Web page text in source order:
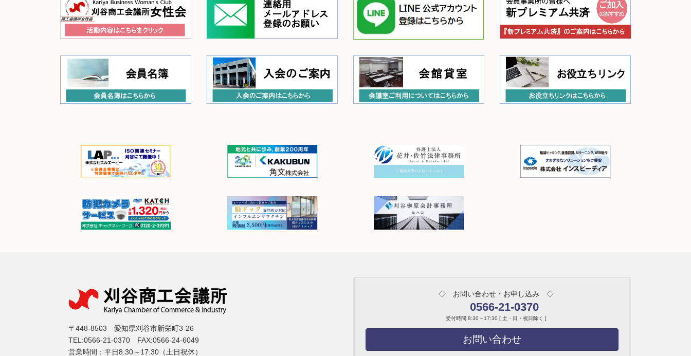
〒448-8503 愛知県刈谷市新栄町3-26
TEL:0566-21-0370 FAX:0566-24-6049
営業時間：平日8:30～17:30（土日祝休）
◇ お問い合わせ・お申し込み ◇
0566-21-0370
受付時間 8:30～17:30 [ 土・日・祝日除く ]
お問い合わせ